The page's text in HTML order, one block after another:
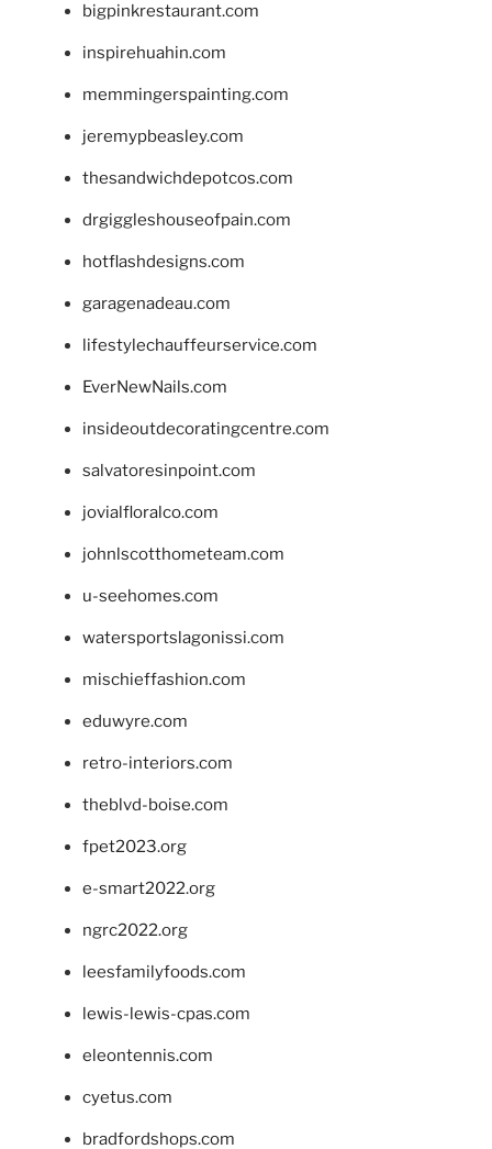
bigpinkrestaurant.com
inspirehuahin.com
memmingerspainting.com
jeremypbeasley.com
thesandwichdepotcos.com
drgiggleshouseofpain.com
hotflashdesigns.com
garagenadeau.com
lifestylechauffeurservice.com
EverNewNails.com
insideoutdecoratingcentre.com
salvatoresinpoint.com
jovialfloralco.com
johnlscotthometeam.com
u-seehomes.com
watersportslagonissi.com
mischieffashion.com
eduwyre.com
retro-interiors.com
theblvd-boise.com
fpet2023.org
e-smart2022.org
ngrc2022.org
leesfamilyfoods.com
lewis-lewis-cpas.com
eleontennis.com
cyetus.com
bradfordshops.com